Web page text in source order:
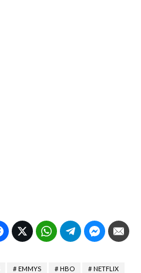
EMMYS HBO
NETFLIX